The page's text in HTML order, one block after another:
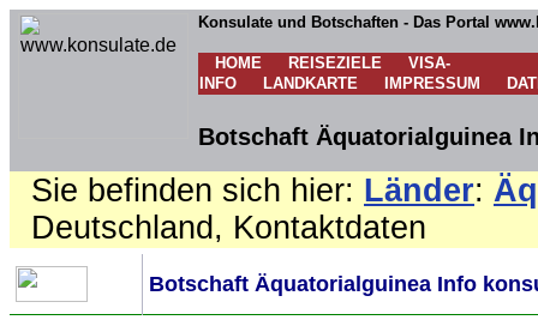
Konsulate und Botschaften - Das Portal
HOME REISEZIELE
VISA-
INFO
LANDKARTE IMPRESSUM
Botschaft Äquatorialguinea
Sie befinden sich hier: Länder:
Deutschland, Kontaktdaten
Botschaft Äquatorialguinea Info